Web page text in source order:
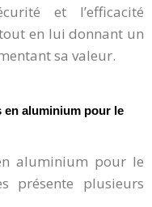
et l’efficacité
en lui donnant un
sa valeur.
aluminium pour le
aluminium pour le
présente plusieurs